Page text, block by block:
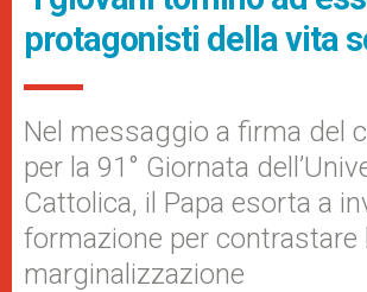
protagonisti della vita
Nel messaggio a firma del
per la 91° Giornata
Cattolica, il Papa esorta a
formazione per contrastare
marginalizzazione